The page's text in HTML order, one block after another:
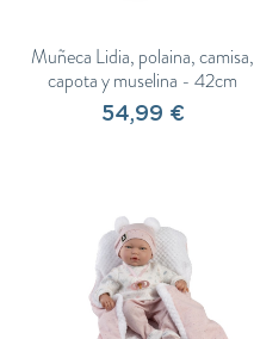
Muñeca Lidia, polaina, camisa,
capota y muselina - 42cm
54,99 €